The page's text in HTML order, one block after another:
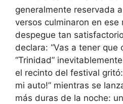
generalmente reservada
versos culminaron en ese
despegue tan
declara: “Vas a tener que
“Trinidad”
el recinto del festival
mi auto!” mientras se
más duras de la noche: